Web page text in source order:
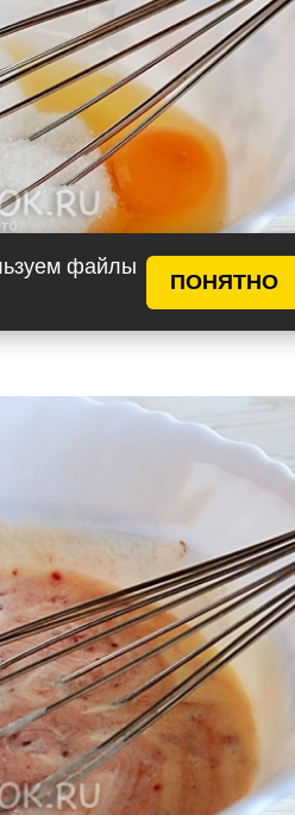
файлы
ПОНЯТНО